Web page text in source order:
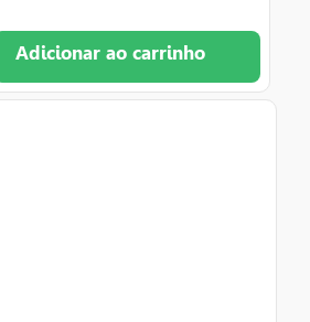
Adicionar ao carrinho